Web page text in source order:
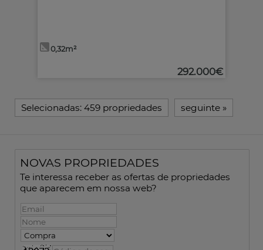
0,32m²
292.000€
Selecionadas: 459 propriedades seguinte »
NOVAS PROPRIEDADES
Te interessa receber as ofertas de propriedades
que aparecem em nossa web?